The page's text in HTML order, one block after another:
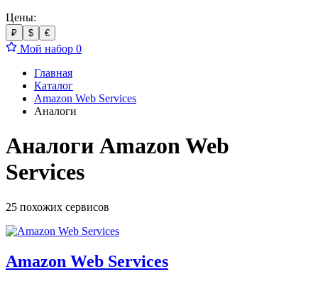
Цены:
₽ $ €
Мой набор 0
Главная
Каталог
Amazon Web Services
Аналоги
Аналоги Amazon Web
Services
25 похожих сервисов
Amazon Web Services